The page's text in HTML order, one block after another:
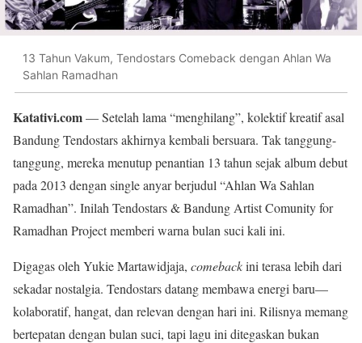
13 Tahun Vakum, Tendostars Comeback dengan Ahlan Wa
Sahlan Ramadhan
Katativi.com— Setelah lama “menghilang”, kolektif kreatif asal
Bandung Tendostars akhirnya kembali bersuara. Tak tanggung-
tanggung, mereka menutup penantian 13 tahun sejak album debut
pada 2013 dengan single anyar berjudul “Ahlan Wa Sahlan
Ramadhan”. Inilah Tendostars & Bandung Artist Comunity for
Ramadhan Project memberi warna bulan suci kali ini.
Digagas oleh Yukie Martawidjaja, comebackini terasa lebih dari
sekadar nostalgia. Tendostars datang membawa energi baru—
kolaboratif, hangat, dan relevan dengan hari ini. Rilisnya memang
bertepatan dengan bulan suci, tapi lagu ini ditegaskan bukan